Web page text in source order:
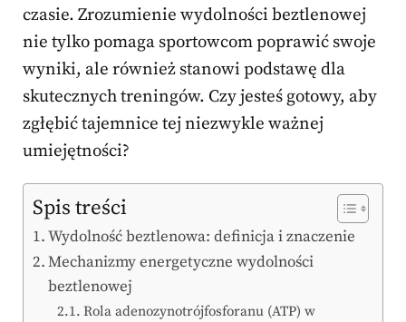
czasie. Zrozumienie wydolności beztlenowej
nie tylko pomaga sportowcom poprawić swoje
wyniki, ale również stanowi podstawę dla
skutecznych treningów. Czy jesteś gotowy, aby
zgłębić tajemnice tej niezwykle ważnej
umiejętności?
Spis treści
Wydolność beztlenowa: definicja i znaczenie
Mechanizmy energetyczne wydolności
beztlenowej
Rola adenozynotrójfosforanu (ATP) w